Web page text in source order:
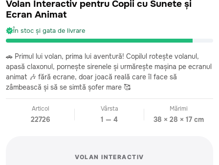
Volan Interactiv pentru Copii cu Sunete și
Ecran Animat
În stoc și gata de livrare
🚗 Primul lui volan, prima lui aventură! Copilul rotește volanul,
apasă claxonul, pornește sirenele și urmărește mașina pe ecranul
animat 🎶 fără ecrane, doar joacă reală care îl face să
zâmbească și să se simtă șofer mare 🥰
Articol
22726
Vârsta
1 — 4
Mărimi
38 × 28 × 17 cm
VOLAN INTERACTIV